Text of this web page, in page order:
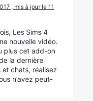
, mis à jour le 11
Les Sims 4
nouvelle vidéo.
plus cet add-on
la dernière
et chats, réalisez
n’avez peut-